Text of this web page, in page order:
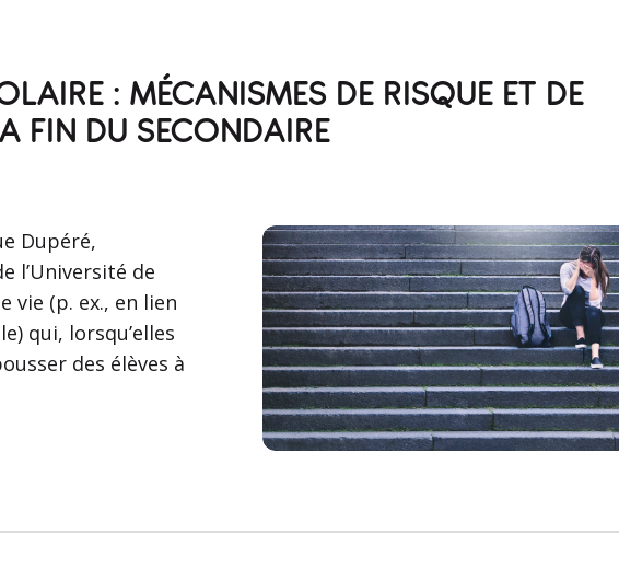
: MÉCANISMES DE RISQUE ET DE
FIN DU SECONDAIRE
Dupéré,
l’Université de
vie (p. ex., en lien
qui, lorsqu’elles
des élèves à